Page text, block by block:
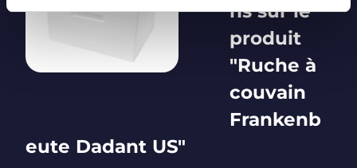
ns sur le
produit
"Ruche à
couvain
Frankenb
eute Dadant US"